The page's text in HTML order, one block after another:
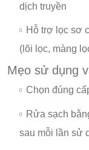
dịch truyền
Hỗ trợ lọc sơ
(lõi lọc, màng
Mẹo sử dụng
Chọn đúng
Rửa sạch
sau mỗi lần sử